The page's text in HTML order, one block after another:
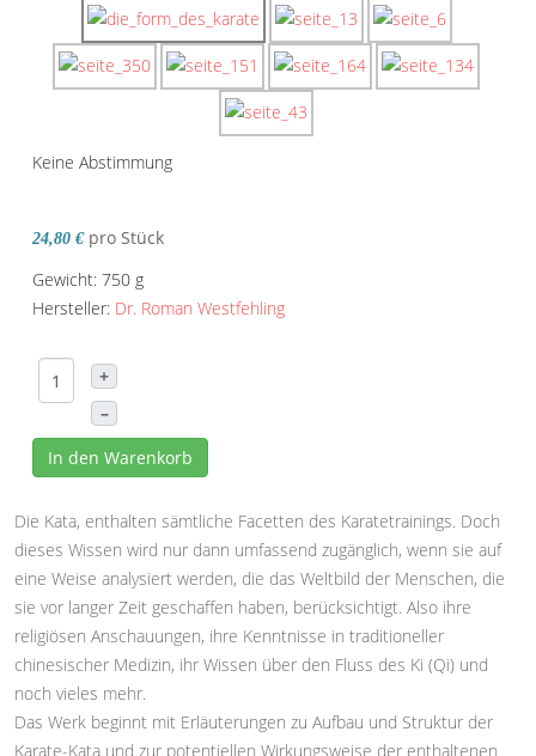
Keine Abstimmung
24,80 € pro Stück
Gewicht: 750 g
Hersteller: Dr. Roman Westfehling
+
–
In den Warenkorb
Die Kata, enthalten sämtliche Facetten des Karatetrainings. Doch
dieses Wissen wird nur dann umfassend zugänglich, wenn sie auf
eine Weise analysiert werden, die das Weltbild der Menschen, die
sie vor langer Zeit geschaffen haben, berücksichtigt. Also ihre
religiösen Anschauungen, ihre Kenntnisse in traditioneller
chinesischer Medizin, ihr Wissen über den Fluss des Ki (Qi) und
noch vieles mehr.
Das Werk beginnt mit Erläuterungen zu Aufbau und Struktur der
Karate-Kata und zur potentiellen Wirkungsweise der enthaltenen